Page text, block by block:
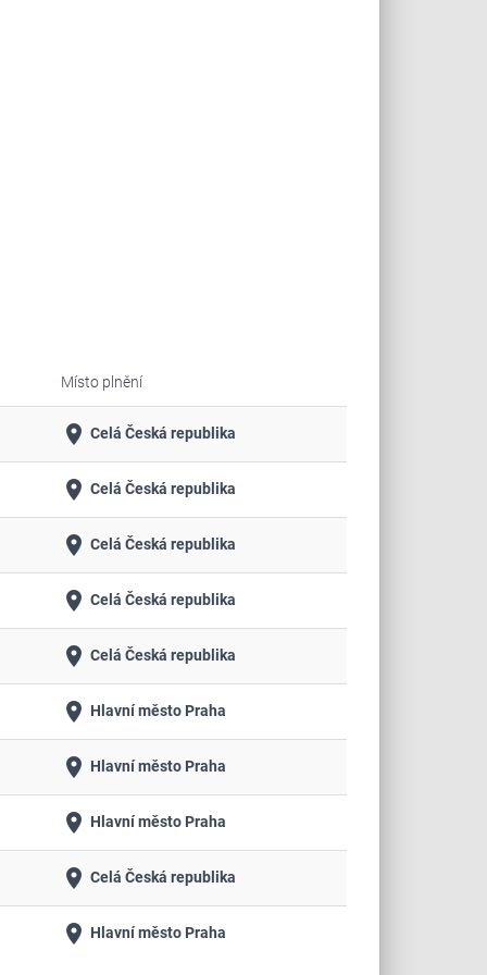
Místo plnění
place Celá Česká republika
place Celá Česká republika
place Celá Česká republika
place Celá Česká republika
place Celá Česká republika
place Hlavní město Praha
place Hlavní město Praha
place Hlavní město Praha
place Celá Česká republika
place Hlavní město Praha